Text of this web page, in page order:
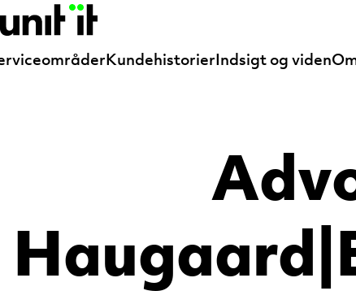
KundehistorierIndsigt og viden